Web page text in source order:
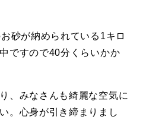
砂が納められている1キロ
ですので40分くらいかか
、みなさんも綺麗な空気に
。心身が引き締まりまし